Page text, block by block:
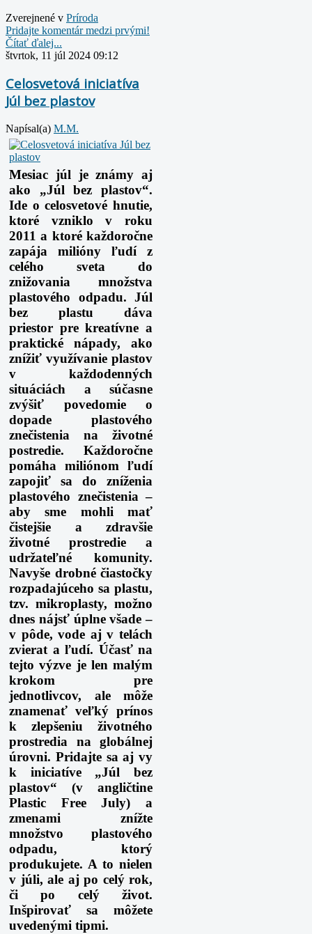
Zverejnené v Prí­roda
Pridajte komentár medzi prvými!
Čítať ďalej...
štvrtok, 11 júl 2024 09:12
Celosvetová iniciatíva
Júl bez plastov
Napísal(a) M.M.
Mesiac júl je známy aj
ako „Júl bez plastov“.
Ide o celosvetové hnutie,
ktoré vzniklo v roku
2011 a ktoré každoročne
zapája milióny ľudí z
celého sveta do
znižovania množstva
plastového odpadu. Júl
bez plastu dáva
priestor pre kreatívne a
praktické nápady, ako
znížiť využívanie plastov
v každodenných
situáciách a súčasne
zvýšiť povedomie o
dopade plastového
znečistenia na životné
postredie. Každoročne
pomáha miliónom ľudí
zapojiť sa do zníženia
plastového znečistenia –
aby sme mohli mať
čistejšie a zdravšie
životné prostredie a
udržateľné komunity.
Navyše drobné čiastočky
rozpadajúceho sa plastu,
tzv. mikroplasty, možno
dnes nájsť úplne všade –
v pôde, vode aj v telách
zvierat a ľudí. Účasť na
tejto výzve je len malým
krokom pre
jednotlivcov, ale môže
znamenať veľký prínos
k zlepšeniu životného
prostredia na globálnej
úrovni. Pridajte sa aj vy
k iniciatíve „Júl bez
plastov“ (v angličtine
Plastic Free July) a
zmenami znížte
množstvo plastového
odpadu, ktorý
produkujete. A to nielen
v júli, ale aj po celý rok,
čipo celý život.
Inšpirovať sa môžete
uvedenými tipmi.